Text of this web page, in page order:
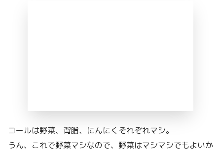
コールは野菜、背脂、にんにくそれぞれマシ。
うん、これで野菜マシなので、野菜はマシマシでもよいか